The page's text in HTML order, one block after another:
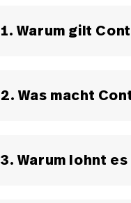
1. Warum gilt
Innovation, Forschung
kontinuierlich
2. Was macht
auf der Strasse. Jeder
3. Warum lohnt